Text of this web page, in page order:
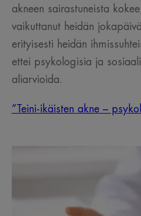
akneen sairastuneista
vaikuttanut heidän
erityisesti heidän
ettei psykologisia ja
aliarvioida.
”Teini-ikäisten akne –